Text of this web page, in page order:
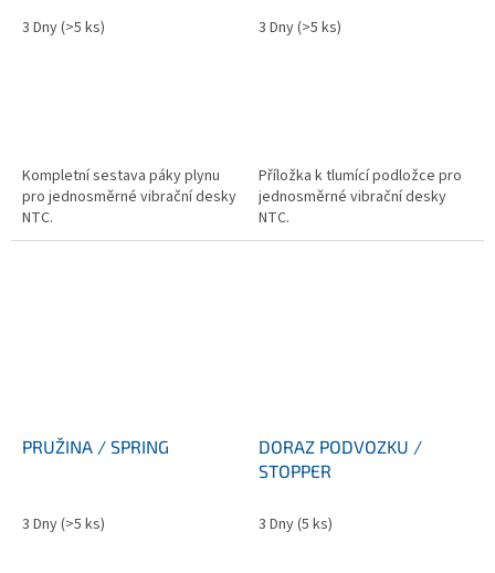
3 Dny(>5 ks)
Kompletní sestava páky plynu
pro jednosměrné vibrační desky
NTC.
3 Dny(>5 ks)
Příložka k tlumící podložce pro
jednosměrné vibrační desky
NTC.
PRUŽINA / SPRING
3 Dny(>5 ks)
DORAZ PODVOZKU /
STOPPER
3 Dny(5 ks)